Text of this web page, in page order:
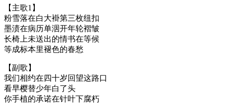
【主歌1】
粉雪落在白大褂第三枚纽扣
墨渍在病历单洇开年轮褶皱
长椅上未送出的情书在等候
等成标本里褪色的春愁
【副歌】
我们相约在四十岁回望这路口
看早樱替少年白了头
你手植的承诺在针叶下腐朽